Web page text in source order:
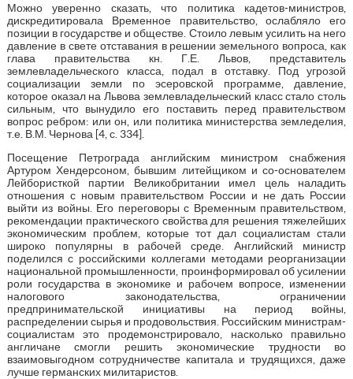
Можно уверенно сказать, что политика кадетов-министров,
дискредитировала Временное правительство, ослабляло его
позиции в государстве и обществе. Стоило левым усилить на него
давление в свете отставания в решении земельного вопроса, как
глава правительства кн. Г.Е. Львов, представитель
землевладельческого класса, подал в отставку. Под угрозой
социализации земли по эсеровской программе, давление,
которое оказал на Львова землевладельческий класс стало столь
сильным, что вынудило его поставить перед правительством
вопрос ребром: или он, или политика министерства земледелия,
т.е. В.М. Чернова [4, с. 334].
Посещение Петрограда английским министром снабжения
Артуром Хендерсоном, бывшим литейщиком и со-основателем
Лейбористкой партии Великобритании имел цель наладить
отношения с новым правительством России и не дать России
выйти из войны. Его переговоры с Временным правительством,
рекомендации практического свойства для решения тяжелейших
экономическим проблем, которые тот дал социалистам стали
широко популярны в рабочей среде. Английский министр
поделился с российскими коллегами методами реорганизации
национальной промышленности, проинформировал об усилении
роли государства в экономике и рабочем вопросе, изменении
налогового законодательства, ограничении
предпринимательской инициативы на период войны,
распределении сырья и продовольствия. Российским министрам-
социалистам это продемонстрировало, насколько правильно
англичане смогли решить экономические трудности во
взаимовыгодном сотрудничестве капитала и трудящихся, даже
лучше германских милитаристов.